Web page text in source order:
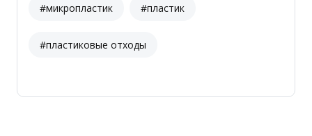
#микропластик #пластик
#пластиковые отходы